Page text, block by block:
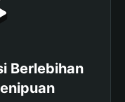
Berlebihan